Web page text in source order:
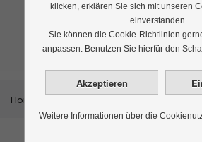
Bestseller
Home
klicken, erklären Sie sich mit unseren
einverstanden.
Sie können die Cookie-Richtlinien
anpassen. Benutzen Sie hierfür den
Weitere Informationen über die